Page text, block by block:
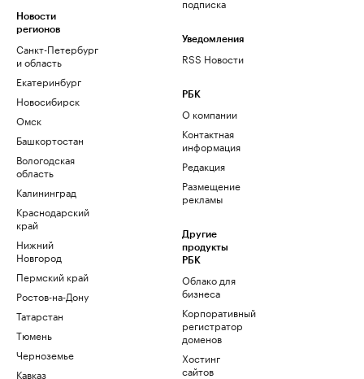
Новости
регионов
Санкт-Петербург
и область
Екатеринбург
Новосибирск
Омск
Башкортостан
Вологодская
область
Калининград
Краснодарский
край
Нижний
Новгород
Пермский край
Ростов-на-Дону
Татарстан
Тюмень
Черноземье
Кавказ
Уведомления
RSS Новости
РБК
О компании
Контактная
информация
Редакция
Размещение
рекламы
Другие
продукты
РБК
Облако для
бизнеса
Корпоративный
регистратор
доменов
Хостинг
сайтов